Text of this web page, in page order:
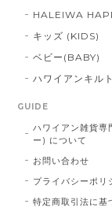
HALEIWA
キッズ (KIDS)
ベビー(BABY)
ハワイアンキルト
GUIDE
ハワイアン雑貨
ー) について
お問い合わせ
プライバシーポリ
特定商取引法に基